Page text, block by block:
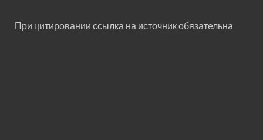
При цитировании ссылка на источник обязательна